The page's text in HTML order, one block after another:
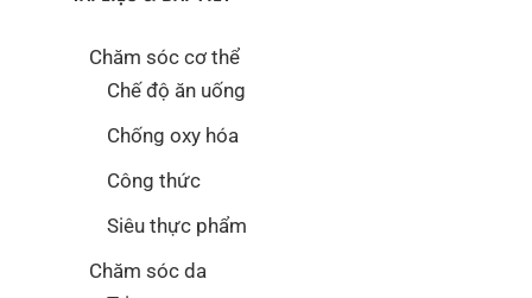
Chăm sóc cơ thể
Chế độ ăn uống
Chống oxy hóa
Công thức
Siêu thực phẩm
Chăm sóc da